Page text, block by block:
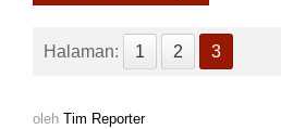
Halaman: 1 2 3
oleh Tim Reporter